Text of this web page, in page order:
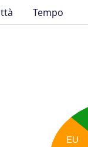
Tempo
EU